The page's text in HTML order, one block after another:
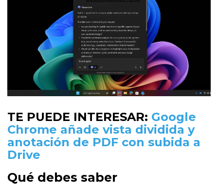
TE PUEDE INTERESAR: Google
Chrome añade vista dividida y
anotación de PDF con subida a
Drive
Qué debes saber